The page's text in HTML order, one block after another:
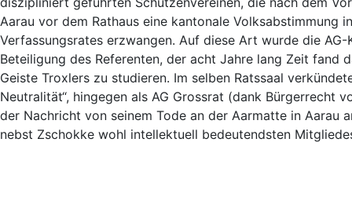
Aarau vor dem Rathaus eine kantonale Volksabstimmung
Verfassungsrates erzwangen. Auf diese Art wurde die
Beteiligung des Referenten, der acht Jahre lang Zeit fand
Geiste Troxlers zu studieren. Im selben Ratssaal
Neutralität“, hingegen als AG Grossrat (dank Bürgerrecht
der Nachricht von seinem Tode an der Aarmatte in Aarau
nebst Zschokke wohl intellektuell bedeutendsten